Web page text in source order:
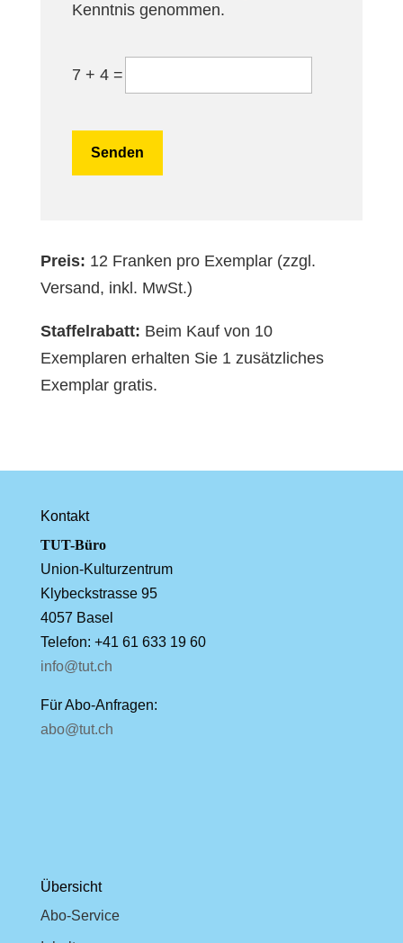
Kenntnis genommen.
7 + 4=
Preis: 12 Franken pro Exemplar (zzgl.
Versand, inkl. MwSt.)
Staffelrabatt: Beim Kauf von 10
Exemplaren erhalten Sie 1 zusätzliches
Exemplar gratis.
Kontakt
TUT-Büro
Union-Kulturzentrum
Klybeckstrasse 95
4057 Basel
Telefon: +41 61 633 19 60
info@tut.ch
Für Abo-Anfragen:
abo@tut.ch
Übersicht
Abo-Service